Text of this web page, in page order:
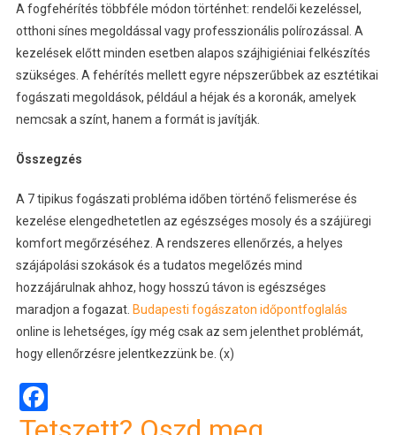
A fogfehérítés többféle módon történhet: rendelői kezeléssel,
otthoni sínes megoldással vagy professzionális polírozással. A
kezelések előtt minden esetben alapos szájhigiéniai felkészítés
szükséges. A fehérítés mellett egyre népszerűbbek az esztétikai
fogászati megoldások, például a héjak és a koronák, amelyek
nemcsak a színt, hanem a formát is javítják.
Összegzés
A 7 tipikus fogászati probléma időben történő felismerése és
kezelése elengedhetetlen az egészséges mosoly és a szájüregi
komfort megőrzéséhez. A rendszeres ellenőrzés, a helyes
szájápolási szokások és a tudatos megelőzés mind
hozzájárulnak ahhoz, hogy hosszú távon is egészséges
maradjon a fogazat. Budapesti fogászaton időpontfoglalás
online is lehetséges, így még csak az sem jelenthet problémát,
hogy ellenőrzésre jelentkezzünk be. (x)
Facebook